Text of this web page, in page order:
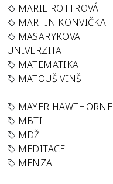
MARIE ROTTROVÁ
MARTIN KONVIČKA
MASARYKOVA
UNIVERZITA
MATEMATIKA
MATOUŠ VINŠ
MAYER HAWTHORNE
MBTI
MDŽ
MEDITACE
MENZA